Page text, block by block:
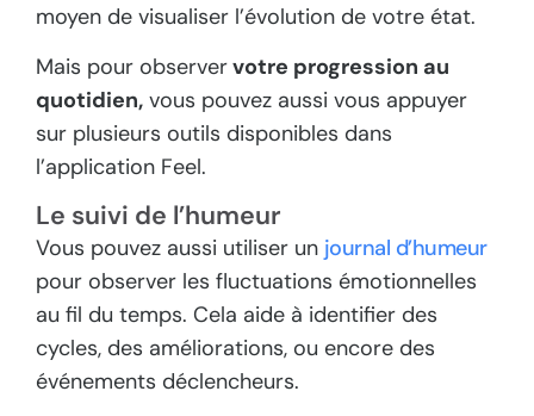
moyen de visualiser l’évolution de votre état.
Mais pour observervotre progression au
quotidien, vous pouvez aussi vous appuyer
sur plusieurs outils disponibles dans
l’application Feel.
Le suivi de l’humeur
Vous pouvez aussi utiliser un journal d’humeur
pour observer les fluctuations émotionnelles
au fil du temps. Cela aide à identifier des
cycles, des améliorations, ou encore des
événements déclencheurs.